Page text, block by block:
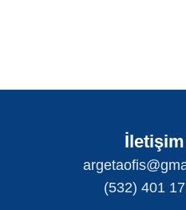
İletişim
(532) 401